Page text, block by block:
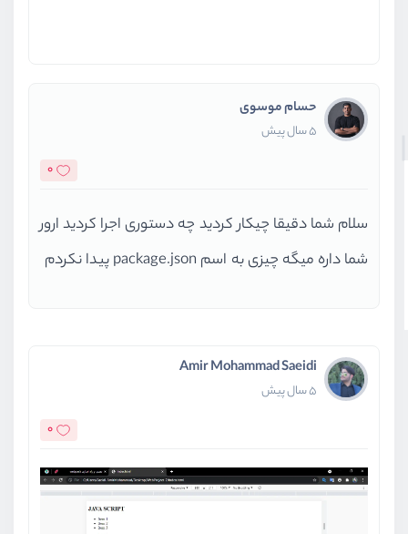
حسام موسوی
5 سال پیش
0
سلام شما دقیقا چیکار کردید چه دستوری اجرا کردید ارور
شما داره میگه چیزی به اسم package.json پیدا نکردم
Amir Mohammad Saeidi
5 سال پیش
0